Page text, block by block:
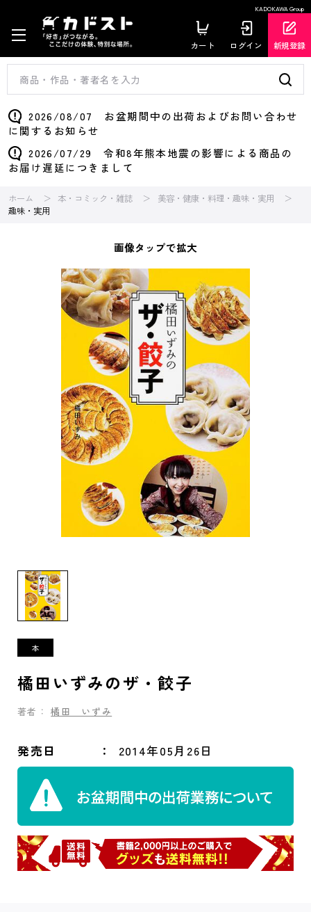
KADOKAWA Group
カート ログイン 新規登録
2026/08/07 お盆期間中の出荷およびお問い合わせ
に関するお知らせ
2026/07/29 令和8年熊本地震の影響による商品の
お届け遅延につきまして
ホーム 本・コミック・雑誌
美容・健康・料理・趣味・実用
趣味・実用
画像タップで拡大
橘田いずみのザ・餃子
著者： 橘田 いずみ
発売日 2014年05月26日